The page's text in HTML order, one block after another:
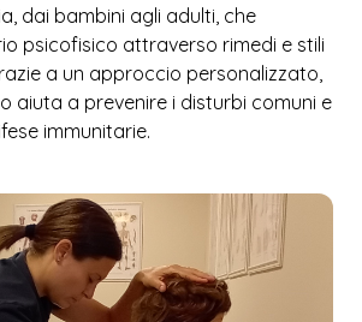
dai bambini agli adulti, che
psicofisico attraverso rimedi e stili
a un approccio personalizzato,
aiuta a prevenire i disturbi comuni e
immunitarie.